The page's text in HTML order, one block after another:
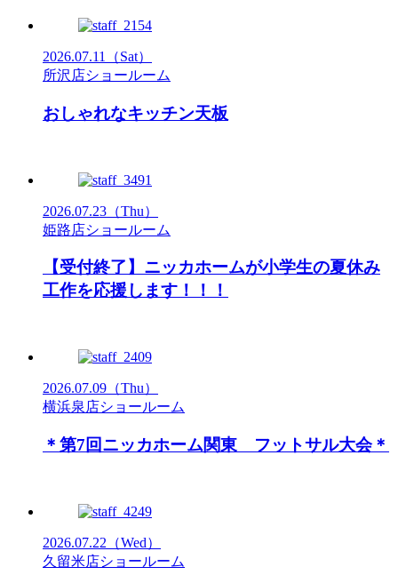
2026.07.11
（Sat）
所沢店ショールーム
おしゃれなキッチン天板
2026.07.23 （Thu）
姫路店ショールーム
【受付終了】ニッカホームが小学生の夏休み
工作を応援します！！！
2026.07.09 （Thu）
横浜泉店ショールーム
＊第7回ニッカホーム関東 フットサル大会＊
2026.07.22 （Wed）
久留米店ショールーム